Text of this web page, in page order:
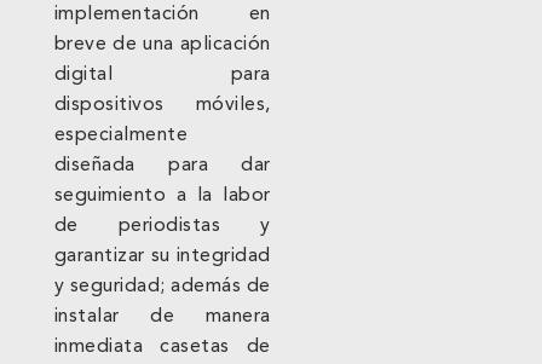
implementación en
breve de una aplicación
digital para
dispositivos móviles,
especialmente
diseñada para dar
seguimiento a la labor
de periodistas y
garantizar su integridad
y seguridad; además de
instalar de manera
inmediata casetas de